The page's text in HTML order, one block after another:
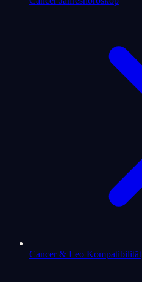
Cancer & Leo Kompatibilität